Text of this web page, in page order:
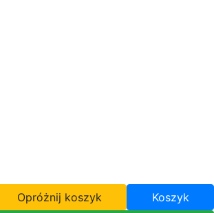
Opróżnij koszyk Koszyk